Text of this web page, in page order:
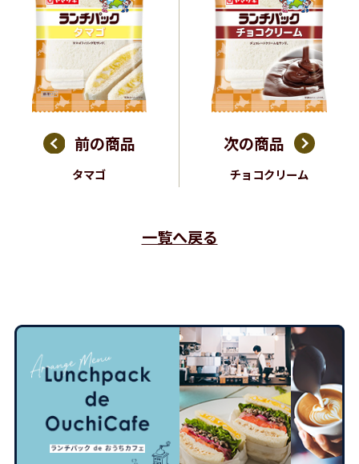
前の商品
タマゴ
一覧へ戻る
次の商品
チョコクリーム